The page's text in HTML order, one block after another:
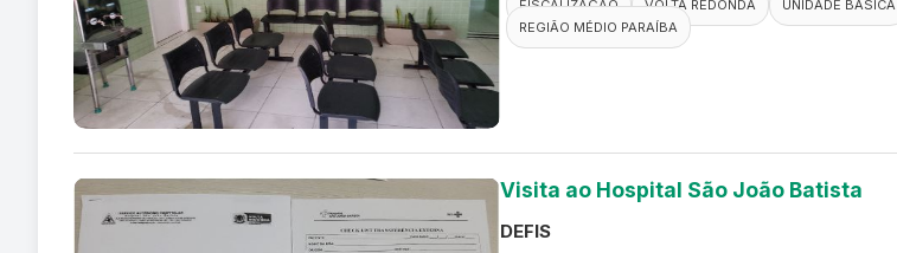
FISCALIZAÇÃO VOLTA REDONDA UNIDADE BÁSICA
REGIÃO MÉDIO PARAÍBA
Visita ao Hospital São João Batista
DEFIS